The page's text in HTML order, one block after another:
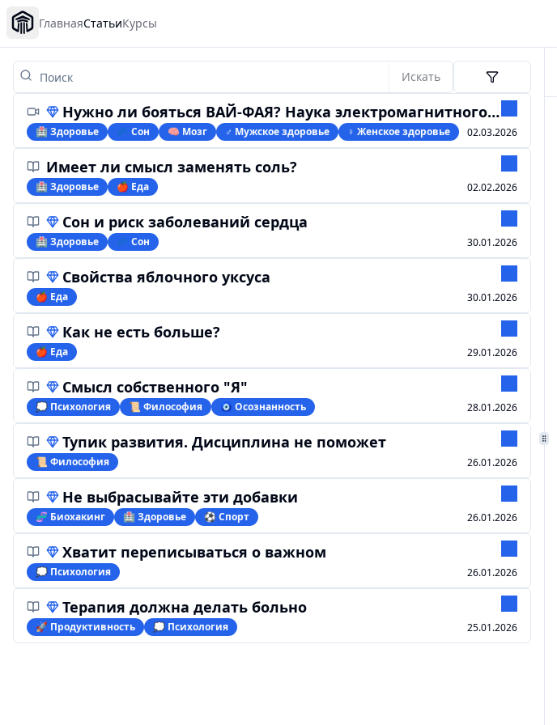
ГлавнаяСтатьиКурсы
Искать
Нужно ли бояться ВАЙ-ФАЯ? Наука электромагнитного излучения
🏥 Здоровье 💤 Сон 🧠 Мозг ♂️ Мужское здоровье ♀ Женское здоровье 02.03.2026
Имеет ли смысл заменять соль?
🏥 Здоровье 🍎 Еда 02.02.2026
Сон и риск заболеваний сердца
🏥 Здоровье 💤 Сон 30.01.2026
Свойства яблочного уксуса
🍎 Еда 30.01.2026
Как не есть больше?
🍎 Еда 29.01.2026
Смысл собственного "Я"
💭 Психология 📜 Философия 🧿 Осознанность 28.01.2026
Тупик развития. Дисциплина не поможет
📜 Философия 26.01.2026
Не выбрасывайте эти добавки
🧬 Биохакинг 🏥 Здоровье ⚽️ Спорт 26.01.2026
Хватит переписываться о важном
💭 Психология 26.01.2026
Терапия должна делать больно
🚀 Продуктивность 💭 Психология 25.01.2026